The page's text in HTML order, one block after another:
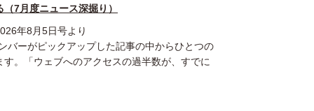
7月度ニュース深掘り）
年8月5日号より
バーがピックアップした記事の中からひとつの
。「ウェブへのアクセスの過半数が、すでに